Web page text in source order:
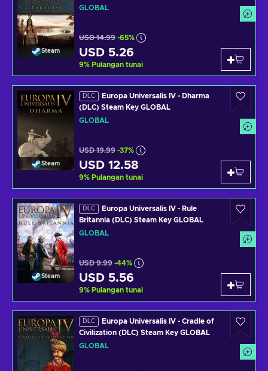
Steam
GLOBAL
USD 14.99 -65%
USD 5.26
9% Pulangan tunai
Steam
DLC
Europa Universalis IV - Dharma
(DLC) Steam Key GLOBAL
GLOBAL
USD 19.99 -37%
USD 12.58
9% Pulangan tunai
Steam
DLC
Europa Universalis IV - Rule
Britannia (DLC) Steam Key GLOBAL
GLOBAL
USD 9.99 -44%
USD 5.56
9% Pulangan tunai
DLC
Europa Universalis IV - Cradle of
Civilization (DLC) Steam Key GLOBAL
GLOBAL